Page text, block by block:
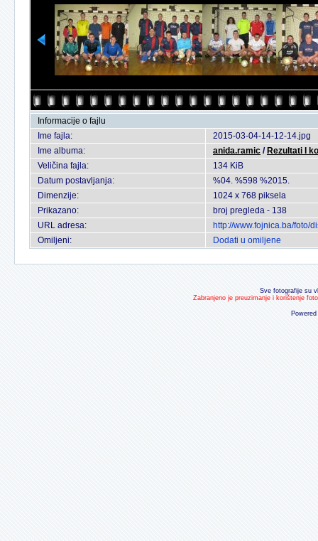
Informacije o fajlu
Ime fajla:
2015-03-04-14-12-14.jpg
Ime albuma:
anida.ramic / Rezultati I
Veličina fajla:
134 KiB
Datum postavljanja:
%04. %598 %2015.
Dimenzije:
1024 x 768 piksela
Prikazano:
broj pregleda - 138
URL adresa:
http://www.fojnica.ba/foto/
Omiljeni:
Dodati u omiljene
Sve fotografije su
Zabranjeno je preuzimanje i korištenje